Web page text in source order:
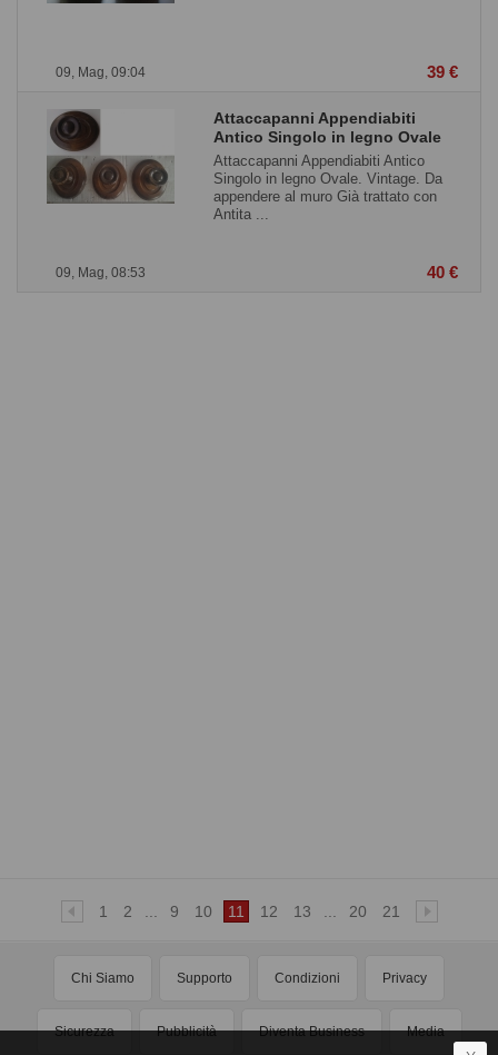
09, Mag, 09:04 39 €
09, Mag, 08:53
Attaccapanni Appendiabiti
Antico Singolo in legno Ovale
Attaccapanni Appendiabiti Antico
Singolo in legno Ovale. Vintage. Da
appendere al muro Già trattato con
Antita ...
40 €
1 2 9 10 11 12 13 20 21
Chi Siamo Supporto Condizioni Privacy
Sicurezza Pubblicità Diventa Business Media